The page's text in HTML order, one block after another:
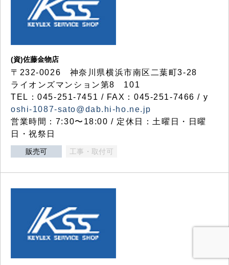
(資)佐藤金物店
〒232-0026 神奈川県横浜市南区二葉町3-28
ライオンズマンション第8 101
TEL：045-251-7451 / FAX：045-251-7466 / y
oshi-1087-sato@dab.hi-ho.ne.jp
営業時間：7:30〜18:00 / 定休日：土曜日・日曜
日・祝祭日
販売可 工事・取付可